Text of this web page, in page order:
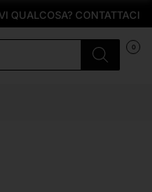
QUALCOSA? CONTATTACI
0